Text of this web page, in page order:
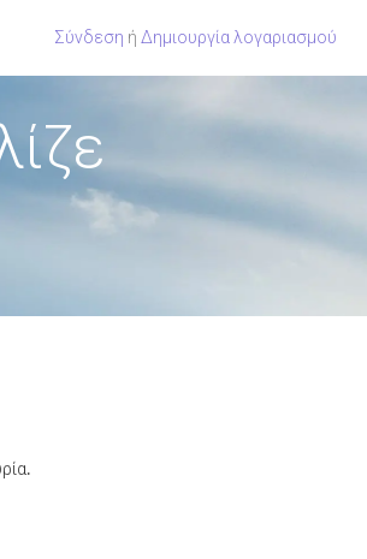
Σύνδεση ή Δημιουργία λογαριασμού